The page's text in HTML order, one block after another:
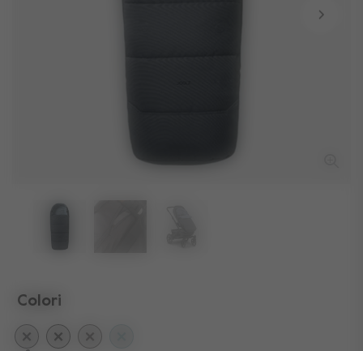
Colori